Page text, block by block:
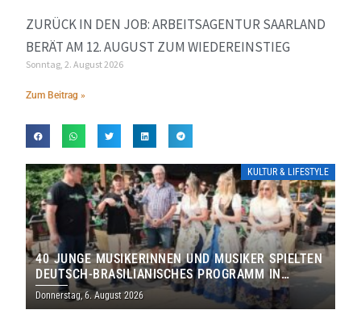
ZURÜCK IN DEN JOB: ARBEITSAGENTUR SAARLAND
BERÄT AM 12. AUGUST ZUM WIEDEREINSTIEG
Sonntag, 2. August 2026
Zum Beitrag »
KULTUR & LIFESTYLE
40 JUNGE MUSIKERINNEN UND MUSIKER SPIELTEN
DEUTSCH-BRASILIANISCHES PROGRAMM IN
THOLEY
Donnerstag, 6. August 2026